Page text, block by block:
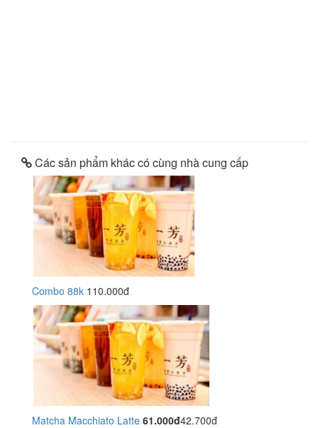
Các sản phẩm khác có cùng nhà cung cấp
Combo 88k 110.000đ
Matcha Macchiato Latte 61.000đ42.700đ